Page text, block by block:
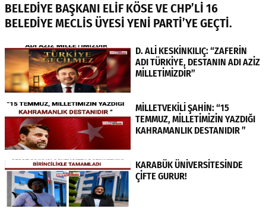
BELEDİYE BAŞKANI ELİF KÖSE VE CHP’Lİ 16
BELEDİYE MECLİS ÜYESİ YENİ PARTİ’YE GEÇTİ.
D. ALİ KESKİNKILIÇ: “ZAFERİN
ADI TÜRKİYE, DESTANIN ADI AZİZ
MİLLETİMİZDİR”
MİLLETVEKİLİ ŞAHİN: “15
TEMMUZ, MİLLETİMİZİN YAZDIĞI
KAHRAMANLIK DESTANIDIR ”
KARABÜK ÜNİVERSİTESİNDE
ÇİFTE GURUR!